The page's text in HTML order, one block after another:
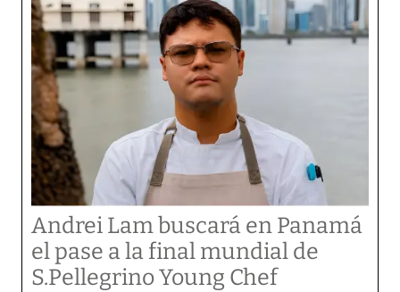
Andrei Lam buscará en Panamá
el pase a la final mundial de
S.Pellegrino Young Chef